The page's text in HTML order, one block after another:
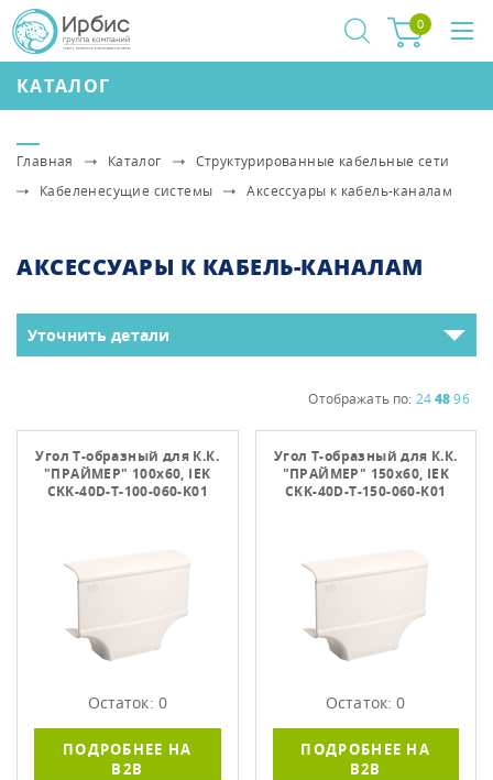
КАТАЛОГ
0
Главная Каталог
Структурированные кабельные сети
Кабеленесущие системы
Аксессуары к кабель-каналам
Уточнить детали
АКСЕССУАРЫ К КАБЕЛЬ-КАНАЛАМ
Отображать по: 2448 96
Угол Т-образный для К.К.
"ПРАЙМЕР" 100х60, IEK
CKK-40D-T-100-060-K01
Остаток: 0
ПОДРОБНЕЕ НА
B2B
Угол Т-образный для К.К.
"ПРАЙМЕР" 150х60, IЕK
CKK-40D-T-150-060-K01
Остаток: 0
ПОДРОБНЕЕ НА
B2B